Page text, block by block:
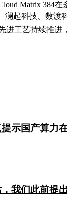
Matrix 384
澜起科技、数
工艺持续推
示国产算力
我们此前